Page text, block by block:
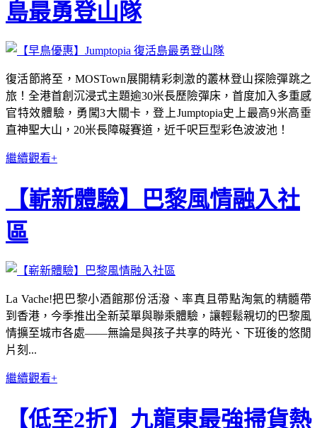
島最勇登山隊
復活節將至，MOSTown展開精彩刺激的叢林登山探險彈跳之
旅！全港首創沉浸式主題逾30米長歷險彈床，首度加入多重感
官特效體驗，勇闖3大關卡，登上Jumptopia史上最高9米高垂
直神聖大山，20米長障礙賽道，近千呎巨型彩色波波池！
繼續觀看+
【嶄新體驗】巴黎風情融入社
區
La Vache!把巴黎小酒館那份活潑、率真且帶點淘氣的精髓帶
到香港，今季推出全新菜單與聯乘體驗，讓輕鬆親切的巴黎風
情擴至城市各處——無論是與孩子共享的時光、下班後的悠閒
片刻...
繼續觀看+
【低至2折】九龍東最強掃貨熱